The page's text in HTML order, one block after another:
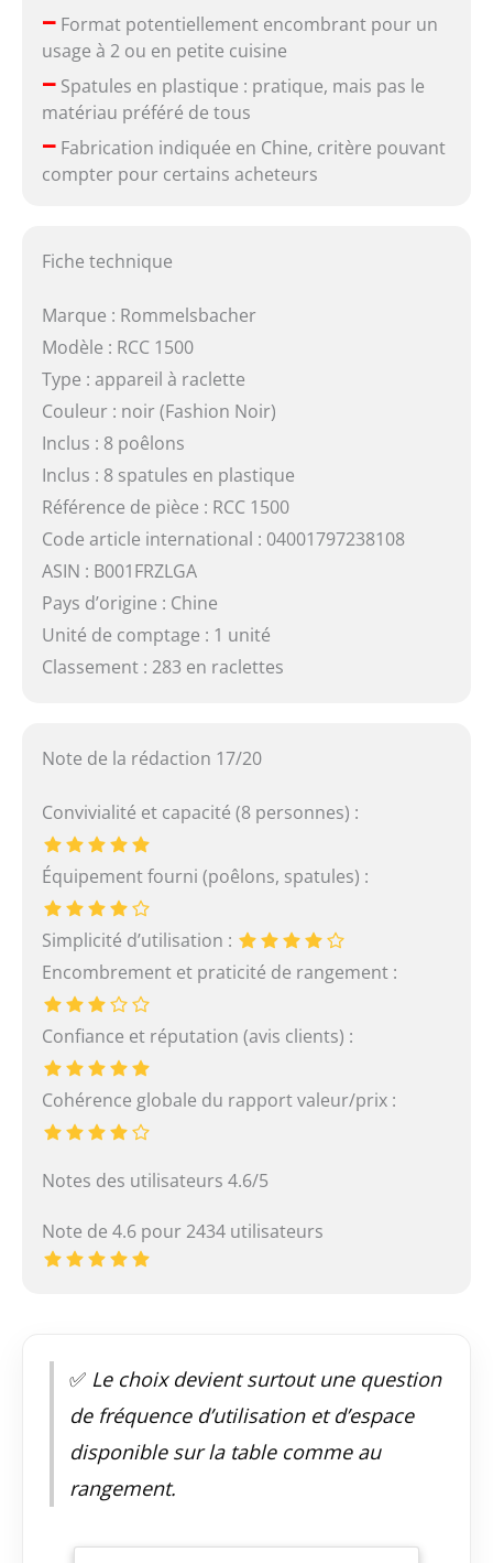
–Format potentiellement encombrant pour un
usage à 2 ou en petite cuisine
–Spatules en plastique : pratique, mais pas le
matériau préféré de tous
–Fabrication indiquée en Chine, critère pouvant
compter pour certains acheteurs
Fiche technique
Marque : Rommelsbacher
Modèle : RCC 1500
Type : appareil à raclette
Couleur : noir (Fashion Noir)
Inclus : 8 poêlons
Inclus : 8 spatules en plastique
Référence de pièce : RCC 1500
Code article international : 04001797238108
ASIN : B001FRZLGA
Pays d’origine : Chine
Unité de comptage : 1 unité
Classement : 283 en raclettes
Note de la rédaction 17/20
Convivialité et capacité (8 personnes) :
Équipement fourni (poêlons, spatules) :
Simplicité d’utilisation :
Encombrement et praticité de rangement :
Confiance et réputation (avis clients) :
Cohérence globale du rapport valeur/prix :
Notes des utilisateurs 4.6/5
Note de 4.6 pour 2434 utilisateurs
✅ Le choix devient surtout une question
de fréquence d’utilisation et d’espace
disponible sur la table comme au
rangement.